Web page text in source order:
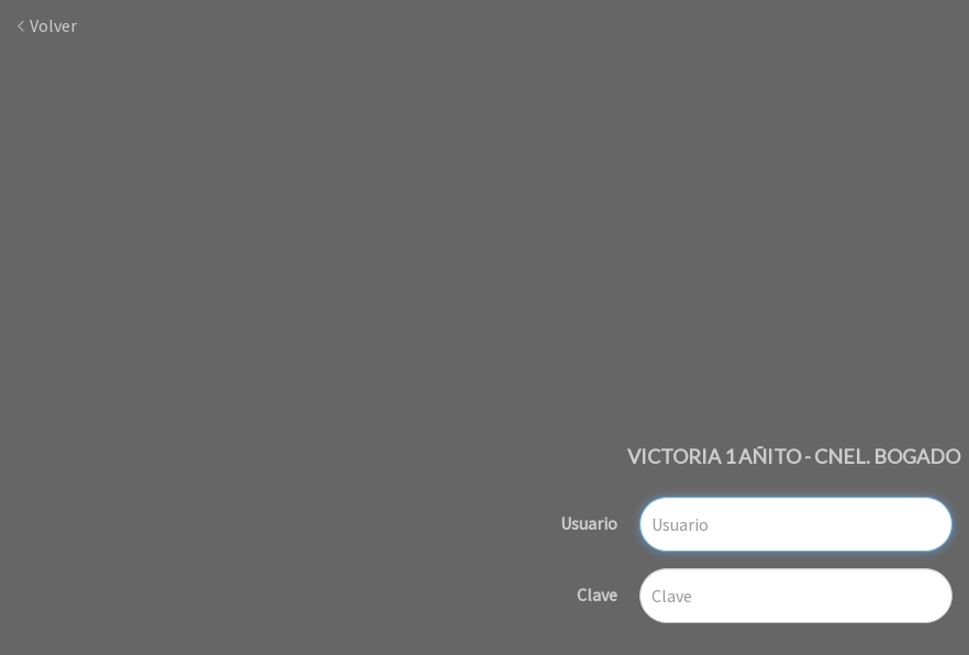
Volver
VICTORIA 1 AÑITO - CNEL. BOGADO
Usuario
Clave